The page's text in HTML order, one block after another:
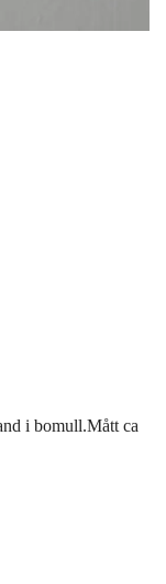
i bomull.Mått ca